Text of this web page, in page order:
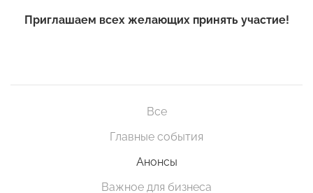
Приглашаем всех желающих принять участие!
Все
Главные события
Анонсы
Важное для бизнеса